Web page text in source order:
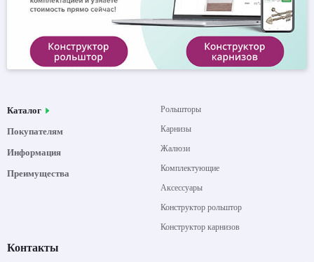
Каталог
Покупателям
Информация
Преимущества
Рольшторы
Карнизы
Жалюзи
Комплектующие
Аксессуары
Конструктор рольштор
Конструктор карнизов
Контакты